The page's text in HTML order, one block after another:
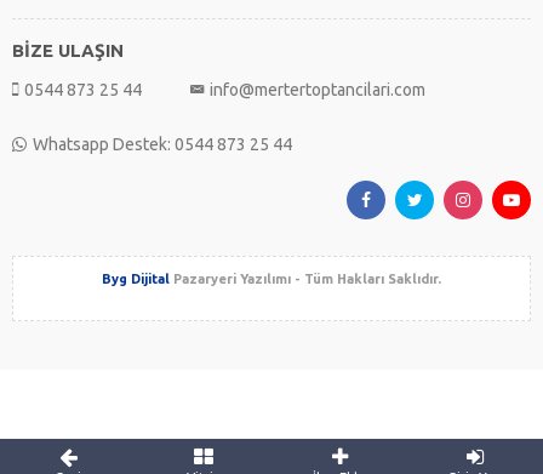
BİZE ULAŞIN
0544 873 25 44 info@mertertoptancilari.com
Whatsapp Destek: 0544 873 25 44
Byg Dijital Pazaryeri Yazılımı - Tüm Hakları Saklıdır.